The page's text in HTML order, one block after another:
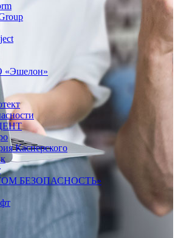
Касперского
БЕЗОПАСНОСТЬ»